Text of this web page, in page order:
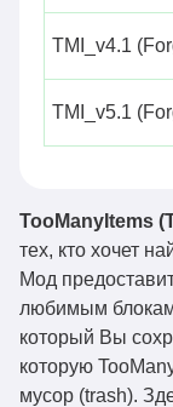
TMI_v4.1
TMI_v5.1
TooManyItems
тех, кто хочет
Мод
любимым блокам
который Вы
которую
мусор (trash).